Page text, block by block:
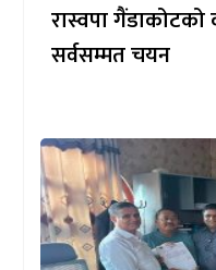
रास्वपा गैंडाकोटको
सर्वसम्मत चयन